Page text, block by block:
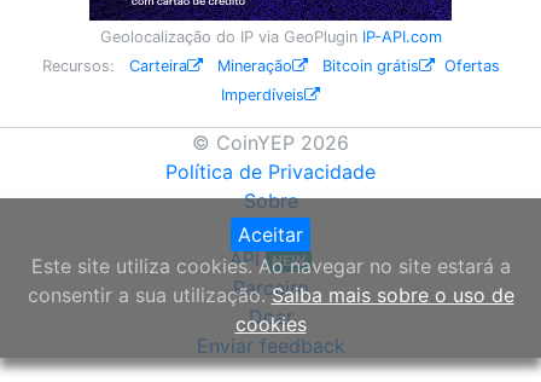
Geolocalização do IP via GeoPlugin IP-API.com
Recursos: Carteira Mineração Bitcoin grátis
Ofertas
Imperdíveis
© CoinYEP 2026
Política de Privacidade
Sobre
Widget
API NEW
Parceiro
Doar
Enviar feedback
Aceitar
Este site utiliza cookies. Ao navegar no site estará a
consentir a sua utilização.Saiba mais sobre o uso de
cookies